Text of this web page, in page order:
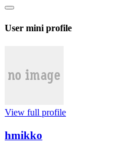
User mini profile
View full profile
hmikko